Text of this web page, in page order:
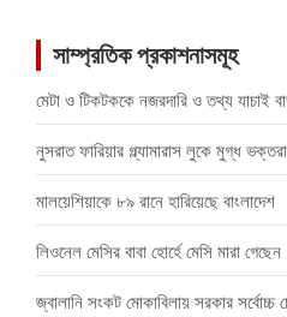
সাম্প্রতিক প্রকাশনাসমূহ
মেটা ও টিকটককে নজরদারি ও তথ্য যাচাই
নুসরাত ফারিয়ার গ্ল্যামারাস লুকে মুগ্ধ ভক্তরা
মালয়েশিয়াকে ৮৯ রানে হারিয়েছে বাংলাদেশ
লিওনেল মেসির বাবা হোর্হে মেসি মারা গেছেন
জ্বালানি সংকট মোকাবিলায় সরকার সর্বোচ্চ